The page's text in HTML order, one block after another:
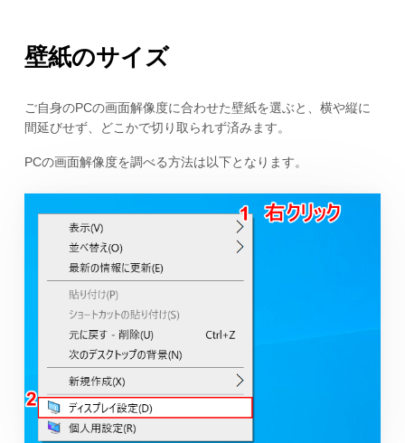
壁紙のサイズ
ご自身のPCの画面解像度に合わせた壁紙を選ぶと、横や縦に
間延びせず、どこかで切り取られず済みます。
PCの画面解像度を調べる方法は以下となります。